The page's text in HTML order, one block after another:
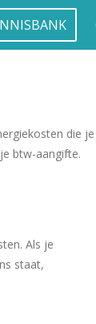
die
btw-aangifte.
Als je
staat,